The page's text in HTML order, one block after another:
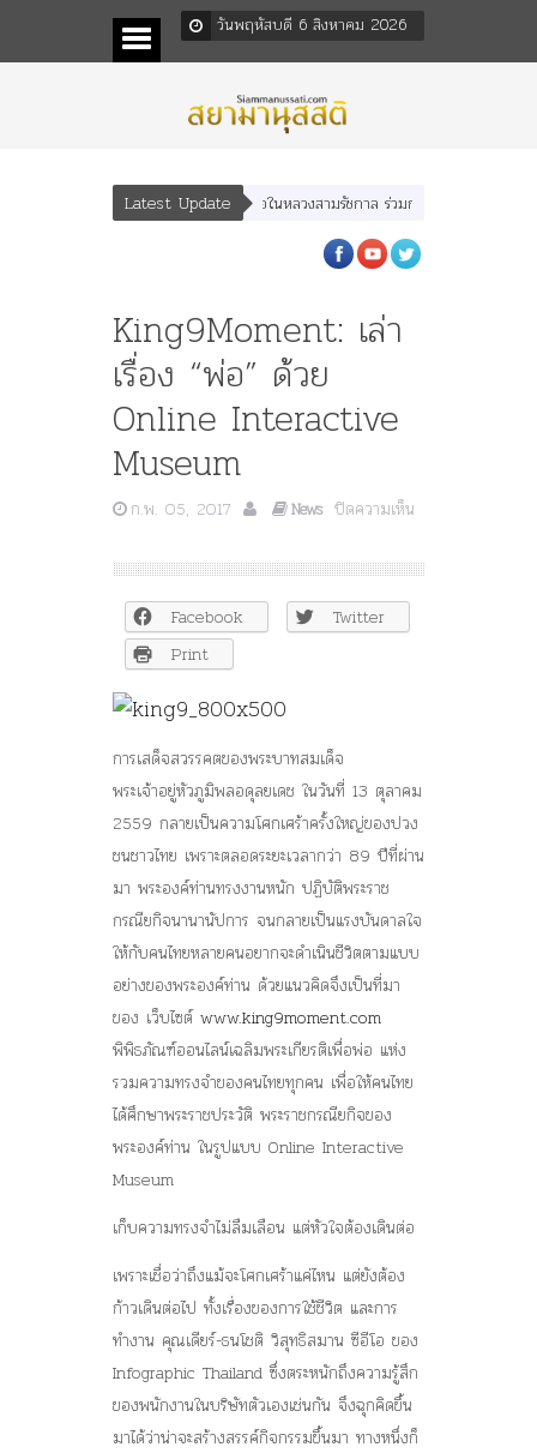
วันพฤหัสบดี 6 สิงหาคม 2026
Latest Update
ะราษฎร หลังกระทำมิบังควรต่อในหลวงสามรัชกาล ร่วมกว่า 80ปี
King9Moment: เล่า
เรื่อง “พ่อ” ด้วย
Online Interactive
Museum
ก.พ. 05, 2017 News ปิดความเห็น
King9Moment:
เล่า
เรื่อง
“พ่อ”
ด้วย
Online
Interactive
Museum
Facebook
Twitter
Print
การเสด็จสวรรคตของพระบาทสมเด็จ
พระเจ้าอยู่หัวภูมิพลอดุลยเดช ในวันที่ 13 ตุลาคม
2559 กลายเป็นความโศกเศร้าครั้งใหญ่ของปวง
ชนชาวไทย เพราะตลอดระยะเวลากว่า 89 ปีที่ผ่าน
มา พระองค์ท่านทรงงานหนัก ปฏิบัติพระราช
กรณียกิจนานานัปการ จนกลายเป็นแรงบันดาลใจ
ให้กับคนไทยหลายคนอยากจะดำเนินชีวิตตามแบบ
อย่างของพระองค์ท่าน ด้วยแนวคิดจึงเป็นที่มา
ของ เว็บไซต์ www.king9moment.com
พิพิธภัณฑ์ออนไลน์เฉลิมพระเกียรติเพื่อพ่อ แห่ง
รวมความทรงจำของคนไทยทุกคน เพื่อให้คนไทย
ได้ศึกษาพระราชประวัติ พระราชกรณียกิจของ
พระองค์ท่าน ในรูปแบบ Online Interactive
Museum
เก็บความทรงจำไม่ลืมเลือน แต่หัวใจต้องเดินต่อ
เพราะเชื่อว่าถึงแม้จะโศกเศร้าแค่ไหน แต่ยังต้อง
ก้าวเดินต่อไป ทั้งเรื่องของการใช้ชีวิต และการ
ทำงาน คุณเดียร์-ธนโชติ วิสุทธิสมาน ซีอีโอ ของ
Infographic Thailand ซึ่งตระหนักถึงความรู้สึก
ของพนักงานในบริษัทตัวเองเช่นกัน จึงฉุกคิดขึ้น
มาได้ว่าน่าจะสร้างสรรค์กิจกรรมขึ้นมา ทางหนึ่งก็